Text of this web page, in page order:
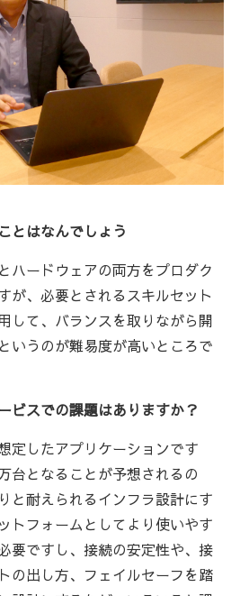
はなんでしょう
ハードウェアの両方をプロダク
が、必要とされるスキルセット
して、バランスを取りながら開
いうのが難易度が高いところで
スでの課題はありますか？
定したアプリケーションです
台となることが予想されるの
と耐えられるインフラ設計にす
トフォームとしてより使いやす
要ですし、接続の安定性や、接
の出し方、フェイルセーフを踏